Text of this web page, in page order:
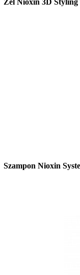
Żel Nioxin 3D Styling
Szampon Nioxin